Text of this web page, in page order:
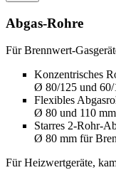
Abgas-Rohre
Für Brennwert-
Konzentrisches
Ø 80/125 und 60/
Flexibles
Ø 80 und 110
Starres 2-Rohr-
Ø 80 mm für
Für Heizwertgeräte,